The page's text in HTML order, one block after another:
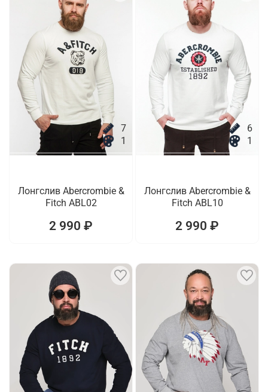
7
1
Лонгслив Abercrombie &
Fitch ABL02
2 990 ₽
6
1
Лонгслив Abercrombie &
Fitch ABL10
2 990 ₽